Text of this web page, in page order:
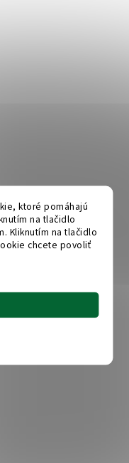
ktoré pomáhajú
na tlačidlo
Kliknutím na tlačidlo
chcete povoliť